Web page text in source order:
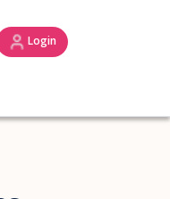
Login